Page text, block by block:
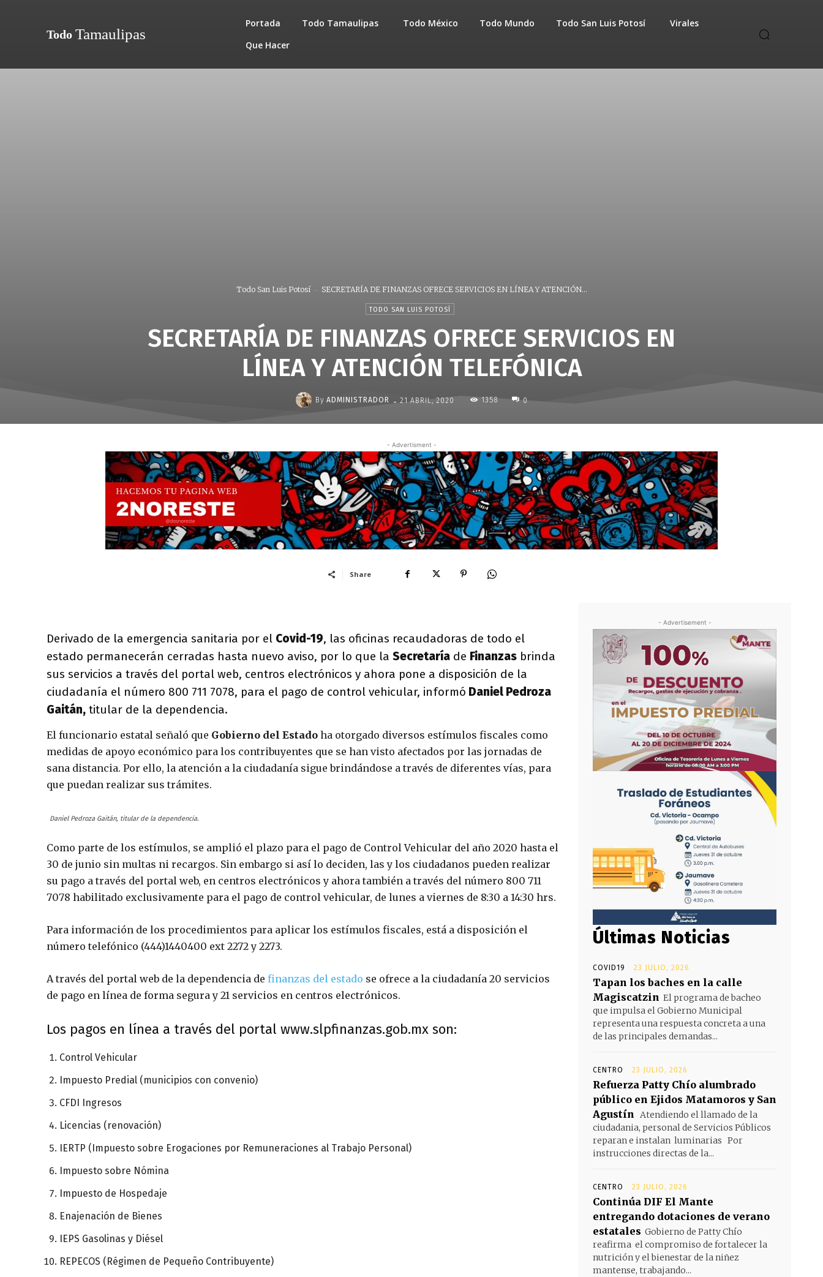
Todo Tamaulipas
Portada Todo Tamaulipas Todo México Todo Mundo Todo San Luis Potosí
Virales
Que Hacer
Todo San Luis Potosí SECRETARÍA DE FINANZAS OFRECE SERVICIOS EN LÍNEA Y ATENCIÓN...
TODO SAN LUIS POTOSÍ
SECRETARÍA DE FINANZAS OFRECE SERVICIOS EN
LÍNEA Y ATENCIÓN TELEFÓNICA
By ADMINISTRADOR - 21 ABRIL, 2020 1358 0
- Advertisment -
Share
Derivado de la emergencia sanitaria por el Covid-19, las oficinas recaudadoras de todo el
estado permanecerán cerradas hasta nuevo aviso, por lo que la Secretaría de Finanzas brinda
sus servicios a través del portal web, centros electrónicos y ahora pone a disposición de la
ciudadanía el número 800 711 7078, para el pago de control vehicular, informó Daniel Pedroza
Gaitán, titular de la dependencia.
El funcionario estatal señaló que Gobierno del Estado ha otorgado diversos estímulos fiscales como
medidas de apoyo económico para los contribuyentes que se han visto afectados por las jornadas de
sana distancia. Por ello, la atención a la ciudadanía sigue brindándose a través de diferentes vías, para
que puedan realizar sus trámites.
Daniel Pedroza Gaitán, titular de la dependencia.
Como parte de los estímulos, se amplió el plazo para el pago de Control Vehicular del año 2020 hasta el
30 de junio sin multas ni recargos. Sin embargo si así lo deciden, las y los ciudadanos pueden realizar
su pago a través del portal web, en centros electrónicos y ahora también a través del número 800 711
7078 habilitado exclusivamente para el pago de control vehicular, de lunes a viernes de 8:30 a 14:30 hrs.
Para información de los procedimientos para aplicar los estímulos fiscales, está a disposición el
número telefónico (444)1440400 ext 2272 y 2273.
A través del portal web de la dependencia de finanzas del estado se ofrece a la ciudadanía 20 servicios
de pago en línea de forma segura y 21 servicios en centros electrónicos.
Los pagos en línea a través del portal www.slpfinanzas.gob.mx son:
Control Vehicular
Impuesto Predial (municipios con convenio)
CFDI Ingresos
Licencias (renovación)
IERTP (Impuesto sobre Erogaciones por Remuneraciones al Trabajo Personal)
Impuesto sobre Nómina
Impuesto de Hospedaje
Enajenación de Bienes
IEPS Gasolinas y Diésel
REPECOS (Régimen de Pequeño Contribuyente)
- Advertisement -
Últimas Noticias
COVID19 23 JULIO, 2026
Tapan los baches en la calle
Magiscatzin El programa de bacheo
que impulsa el Gobierno Municipal
representa una respuesta concreta a una
de las principales demandas...
CENTRO 23 JULIO, 2026
Refuerza Patty Chío alumbrado
público en Ejidos Matamoros y San
Agustín Atendiendo el llamado de la
ciudadania, personal de Servicios Públicos
reparan e instalan luminarias Por
instrucciones directas de la...
CENTRO 23 JULIO, 2026
Continúa DIF El Mante
entregando dotaciones de verano
estatales Gobierno de Patty Chío
reafirma el compromiso de fortalecer la
nutrición y el bienestar de la niñez
mantense, trabajando...